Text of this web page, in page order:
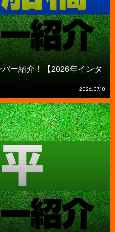
ー紹介！【2026年インタ
2026.07.18